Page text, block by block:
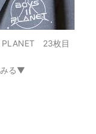
PLANET 23枚目
る▼